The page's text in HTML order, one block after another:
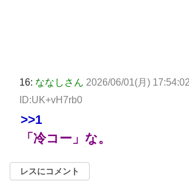
16: ななしさん 2026/06/01(月)
ID:UK+vH7rb0
>>1
「冷コー」な。
レスにコメント